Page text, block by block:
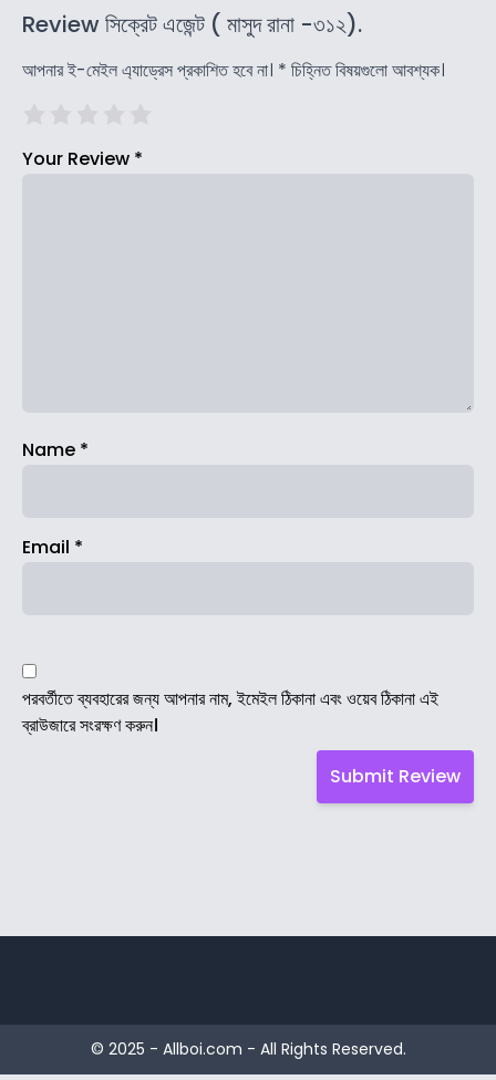
Review সিক্রেট এজেন্ট ( মাসুদ রানা -৩১২).
আপনার ই-মেইল এ্যাড্রেস প্রকাশিত হবে না। * চিহ্নিত বিষয়গুলো আবশ্যক।
Your Review *
Name *
Email *
পরবর্তীতে ব্যবহারের জন্য আপনার নাম, ইমেইল ঠিকানা এবং ওয়েব ঠিকানা এই
ব্রাউজারে সংরক্ষণ করুন।
© 2025 - Allboi.com - All Rights Reserved.